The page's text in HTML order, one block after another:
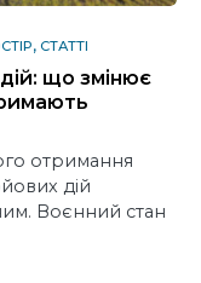
СТАТТІ
що змінює
отримання
дій
Воєнний стан